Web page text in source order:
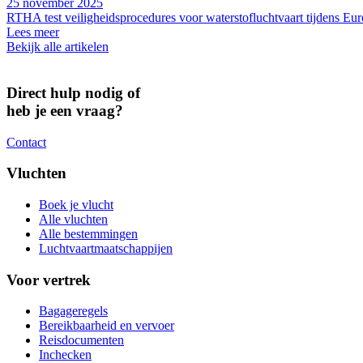
25 november 2025
RTHA test veiligheidsprocedures voor waterstofluchtvaart tijdens
Lees meer
Bekijk alle artikelen
Direct hulp nodig of
heb je een vraag?
Contact
Vluchten
Boek je vlucht
Alle vluchten
Alle bestemmingen
Luchtvaartmaatschappijen
Voor vertrek
Bagageregels
Bereikbaarheid en vervoer
Reisdocumenten
Inchecken